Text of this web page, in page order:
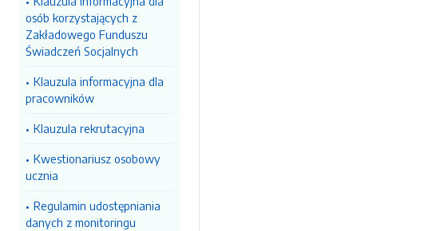
osób korzystających z
Zakładowego Funduszu
Świadczeń Socjalnych
Klauzula informacyjna dla
pracowników
Klauzula rekrutacyjna
Kwestionariusz osobowy
ucznia
Regulamin udostępniania
danych z monitoringu